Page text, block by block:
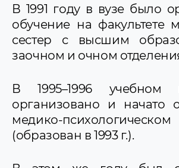
В 1991 году в вузе было
обучение на факультете
сестер с высшим
заочном и очном
В 1995–1996 учебном
организовано и начато
медико-
(образован в 1993 г.).